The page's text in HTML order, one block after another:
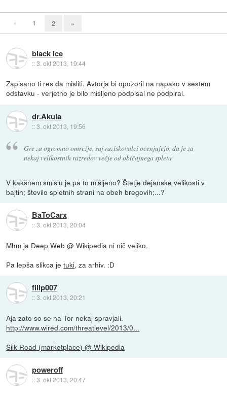
« 1 2 »
black ice
::3. okt 2013, 19:44
Zapisano ti res da misliti. Avtorja bi opozoril na napako v sestem
odstavku - verjetno je bilo misljeno podpisal ne podpiral.
dr.Akula
::3. okt 2013, 19:56
Gre za ogromno omrežje, saj raziskovalci ocenjujejo, da je za
nekaj velikostnih razredov večje od običajnega spleta
V kakšnem smislu je pa to mišljeno? Štetje dejanske velikosti v
bajtih; število spletnih strani na obeh bregovih;...?
BaToCarx
::3. okt 2013, 20:04
Mhm ja Deep Web @ Wikipedia ni nič veliko.
Pa lepša slikca jetuki, za arhiv. :D
filip007
::3. okt 2013, 20:21
Aja zato so se na Tor nekaj spravjali.
http://www.wired.com/threatlevel/2013/0...
Silk Road (marketplace) @ Wikipedia
poweroff
::3. okt 2013, 20:47